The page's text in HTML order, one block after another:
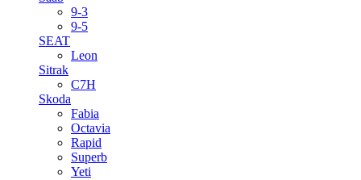
9-3
9-5
SEAT
Leon
Sitrak
C7H
Skoda
Fabia
Octavia
Rapid
Superb
Yeti